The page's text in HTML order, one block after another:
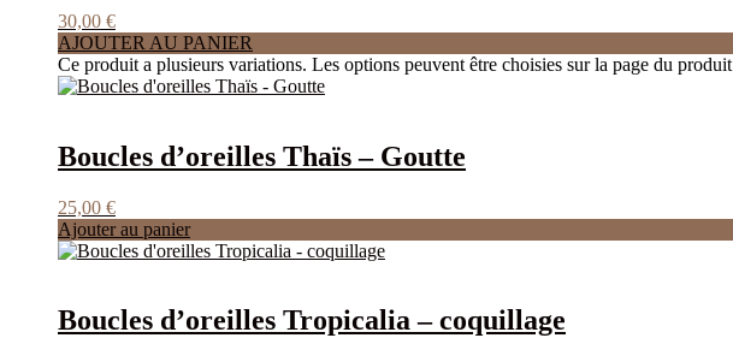
30,00 €
AJOUTER AU PANIER
Ce produit a plusieurs variations. Les options peuvent être choisies sur la page du produit
Boucles d’oreilles Thaïs – Goutte
25,00 €
Ajouter au panier
Boucles d’oreilles Tropicalia – coquillage